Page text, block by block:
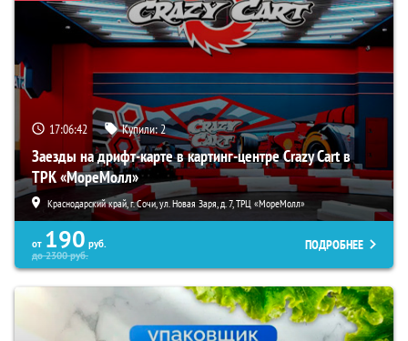
17:06:40 Купили:2
Заезды на дрифт-карте в картинг-центре Crazy Cart в
ТРК «МореМолл»
Краснодарский край, г. Сочи, ул. Новая Заря, д. 7, ТРЦ «МореМолл»
от 190 руб.
до2300руб.
ПОДРОБНЕЕ